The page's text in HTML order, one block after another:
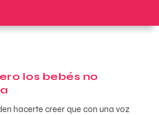
los bebés no
hacerte creer que con una voz